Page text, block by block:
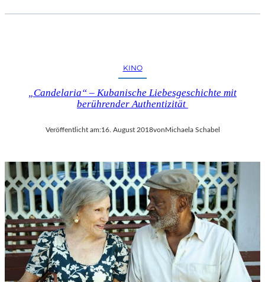
KINO
„Candelaria“ – Kubanische Liebesgeschichte mit
berührender Authentizität
Veröffentlicht am:16. August 2018vonMichaela Schabel